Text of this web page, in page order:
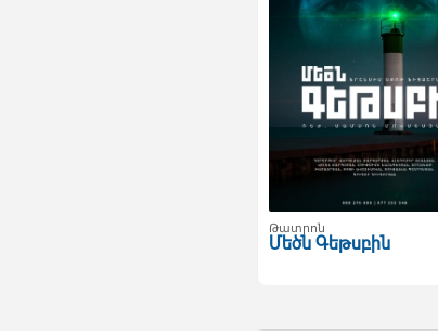
Թատրոն
Մեծն Գեթսբին